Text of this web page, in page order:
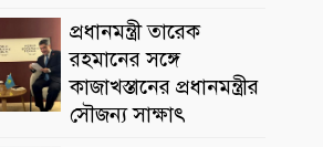
প্রধানমন্ত্রী তারেক
রহমানের সঙ্গে
কাজাখস্তানের প্রধানমন্ত্রীর
সৌজন্য সাক্ষাৎ